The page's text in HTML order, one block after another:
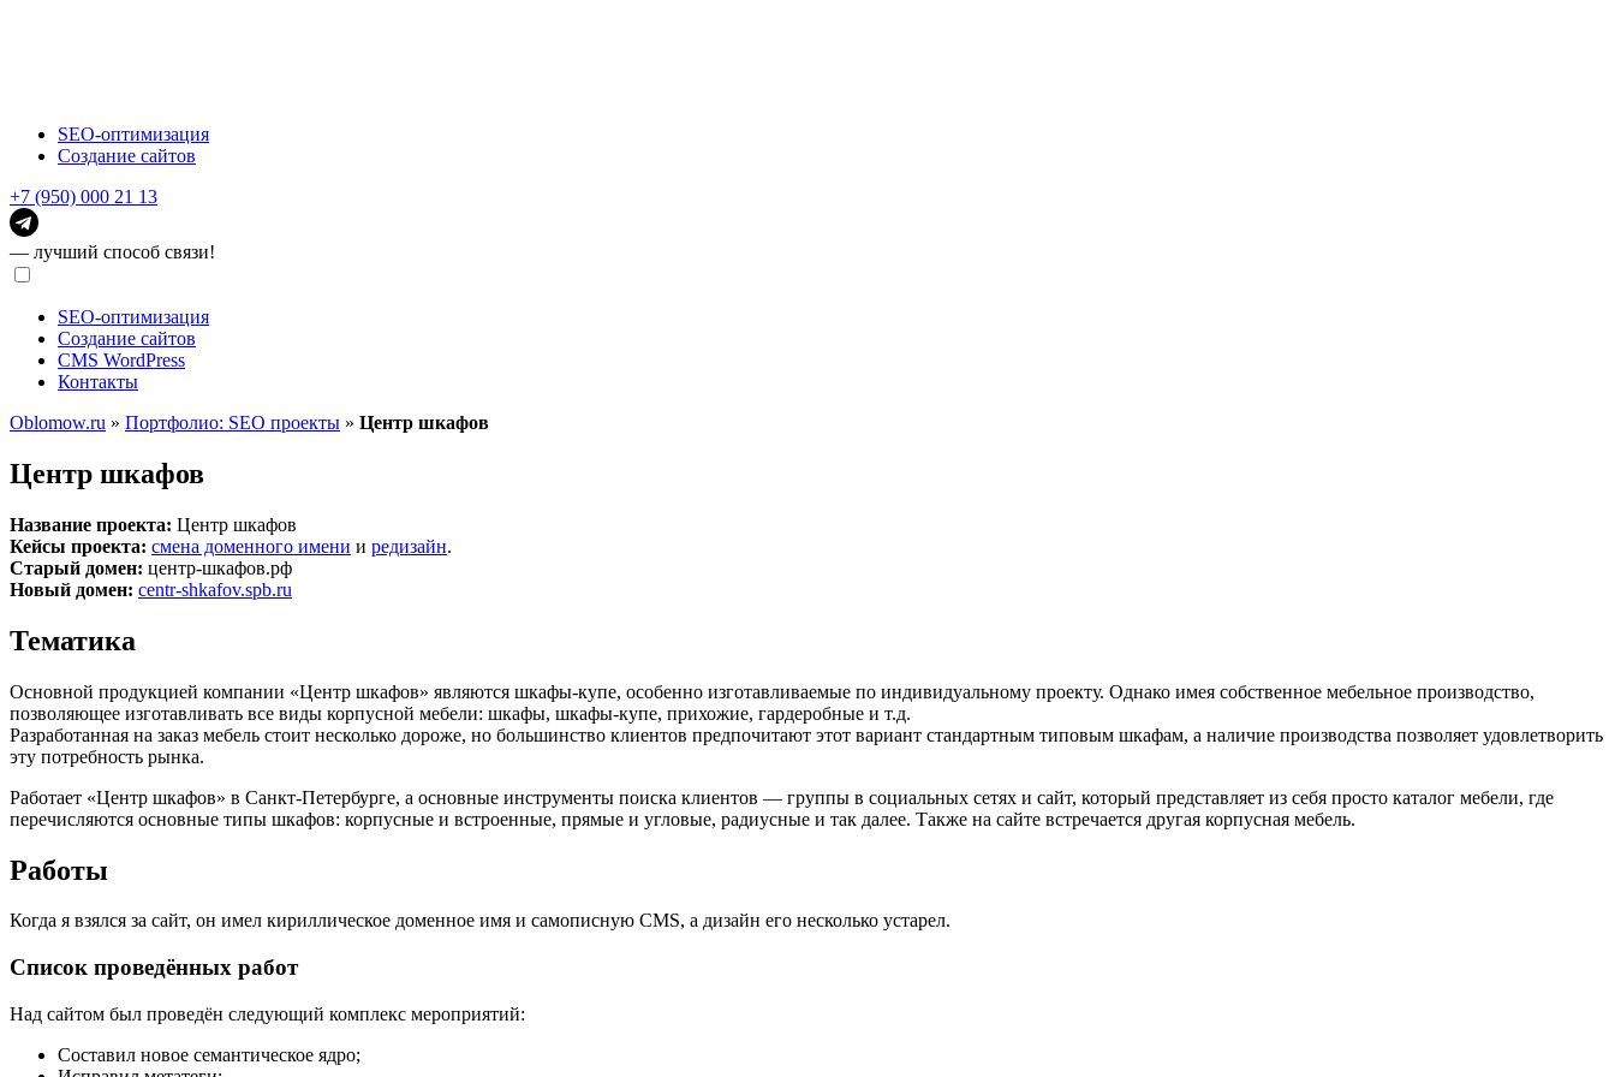
SEO-оптимизация
Создание сайтов
+7 (950) 000 21 13
— лучший способ связи!
SEO-оптимизация
Создание сайтов
CMS WordPress
Контакты
Oblomow.ru » Портфолио: SEO проекты » Центр шкафов
Центр шкафов
Название проекта: Центр шкафов
Кейсы проекта: смена доменного имени и редизайн.
Старый домен: центр-шкафов.рф
Новый домен: centr-shkafov.spb.ru
Тематика
Основной продукцией компании «Центр шкафов» являются шкафы-купе, особенно изготавливаемые по индивидуальному проекту. Однако имея собственное мебельное производство,
позволяющее изготавливать все виды корпусной мебели: шкафы, шкафы-купе, прихожие, гардеробные и т.д.
Разработанная на заказ мебель стоит несколько дороже, но большинство клиентов предпочитают этот вариант стандартным типовым шкафам, а наличие производства позволяет удовлетворить
эту потребность рынка.
Работает «Центр шкафов» в Санкт-Петербурге, а основные инструменты поиска клиентов — группы в социальных сетях и сайт, который представляет из себя просто каталог мебели, где
перечисляются основные типы шкафов: корпусные и встроенные, прямые и угловые, радиусные и так далее. Также на сайте встречается другая корпусная мебель.
Работы
Когда я взялся за сайт, он имел кириллическое доменное имя и самописную CMS, а дизайн его несколько устарел.
Список проведённых работ
Над сайтом был проведён следующий комплекс мероприятий:
Составил новое семантическое ядро;